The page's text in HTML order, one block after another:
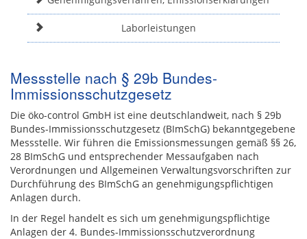
Laborleistungen
Messstelle nach § 29b Bundes-
Immissionsschutzgesetz
Die öko-control GmbH ist eine deutschlandweit, nach § 29b
Bundes-Immissionsschutzgesetz (BImSchG) bekanntgegebene
Messstelle. Wir führen die Emissionsmessungen gemäß §§ 26,
28 BImSchG und entsprechender Messaufgaben nach
Verordnungen und Allgemeinen Verwaltungsvorschriften zur
Durchführung des BImSchG an genehmigungspflichtigen
Anlagen durch.
In der Regel handelt es sich um genehmigungspflichtige
Anlagen der 4. Bundes-Immissionsschutzverordnung